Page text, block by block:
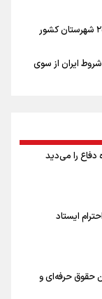
ایران از سوی
شهادت اجتناب
ضرر/ تیم ملی در
دفاع را می‌دید
ایستاد
حقوق حرفه‌ای و